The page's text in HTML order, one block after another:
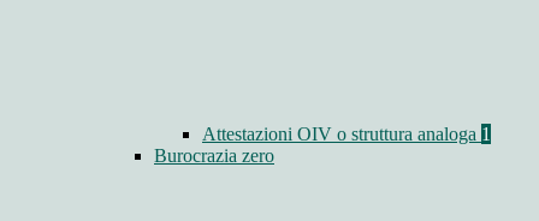
Attestazioni OIV o struttura analoga 1
Burocrazia zero